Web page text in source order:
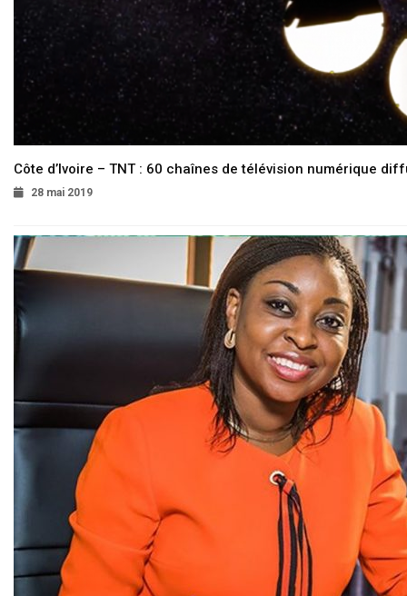
Côte d’Ivoire – TNT : 60 chaînes de télévision numérique
28 mai 2019